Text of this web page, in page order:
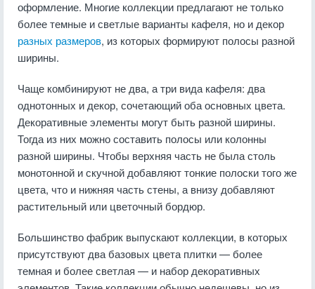
оформление. Многие коллекции предлагают не только
более темные и светлые варианты кафеля, но и декор
разных размеров, из которых формируют полосы разной
ширины.
Чаще комбинируют не два, а три вида кафеля: два
однотонных и декор, сочетающий оба основных цвета.
Декоративные элементы могут быть разной ширины.
Тогда из них можно составить полосы или колонны
разной ширины. Чтобы верхняя часть не была столь
монотонной и скучной добавляют тонкие полоски того же
цвета, что и нижняя часть стены, а внизу добавляют
растительный или цветочный бордюр.
Большинство фабрик выпускают коллекции, в которых
присутствуют два базовых цвета плитки — более
темная и более светлая — и набор декоративных